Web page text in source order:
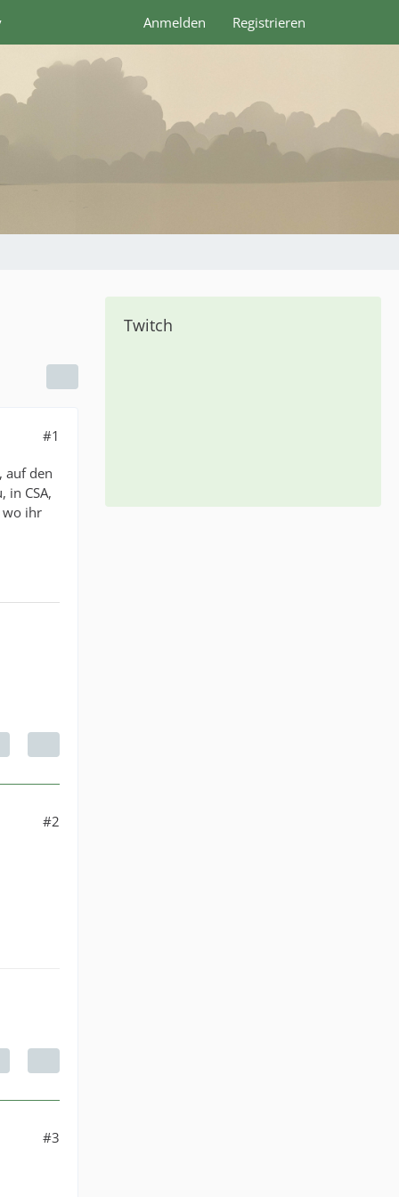
Anmelden Registrieren
#1
auf den
in CSA,
wo ihr
#2
#3
Twitch